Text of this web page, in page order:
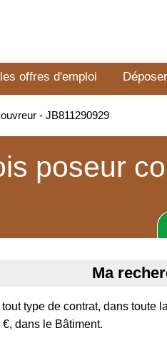
offres d'emploi
- JB811290929
poseur
Ma
type de contrat, dans toute
dans le Bâtiment.